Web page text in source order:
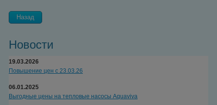
Новости
19.03.2026
Повышение цен с 23.03.26
06.01.2025
Выгодные цены на тепловые насосы Aquaviva
Назад